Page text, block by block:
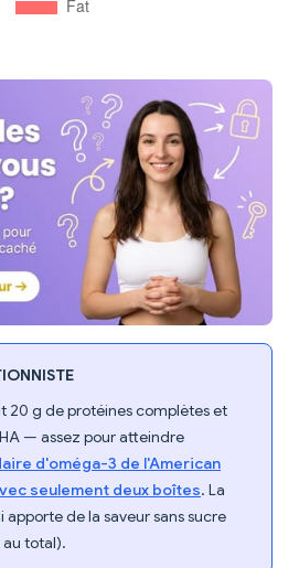
20 g de protéines complètes et
— assez pour atteindre
d'oméga-3 de l'American
seulement deux boîtes. La
apporte de la saveur sans sucre
total).